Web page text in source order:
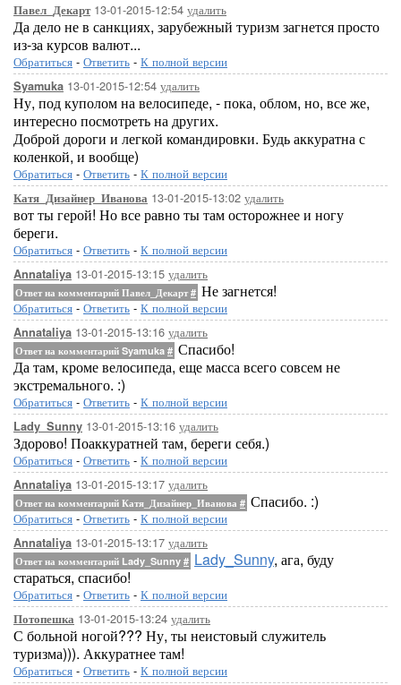
Павел_Декарт13-01-2015-12:54 удалить
Да дело не в санкциях, зарубежный туризм загнется просто
из-за курсов валют...
Обратиться - Ответить - К полной версии
Syamuka 13-01-2015-12:54 удалить
Ну, под куполом на велосипеде, - пока, облом, но, все же,
интересно посмотреть на других.
Доброй дороги и легкой командировки. Будь аккуратна с
коленкой, и вообще)
Обратиться - Ответить - К полной версии
Катя_Дизайнер_Иванова 13-01-2015-13:02 удалить
вот ты герой! Но все равно ты там осторожнее и ногу
береги.
Обратиться - Ответить - К полной версии
Annataliya 13-01-2015-13:15 удалить
Ответ на комментарий Павел_Декарт# Не загнется!
Обратиться - Ответить - К полной версии
Annataliya 13-01-2015-13:16 удалить
Ответ на комментарий Syamuka # Спасибо!
Да там, кроме велосипеда, еще масса всего совсем не
экстремального. :)
Обратиться - Ответить - К полной версии
Lady_Sunny 13-01-2015-13:16 удалить
Здорово! Поаккуратней там, береги себя.)
Обратиться - Ответить - К полной версии
Annataliya 13-01-2015-13:17 удалить
Ответ на комментарий Катя_Дизайнер_Иванова # Спасибо. :)
Обратиться - Ответить - К полной версии
Annataliya 13-01-2015-13:17 удалить
Ответ на комментарий Lady_Sunny # Lady_Sunny, ага, буду
стараться, спасибо!
Обратиться - Ответить - К полной версии
Потопешка 13-01-2015-13:24 удалить
С больной ногой??? Ну, ты неистовый служитель
туризма))). Аккуратнее там!
Обратиться - Ответить - К полной версии